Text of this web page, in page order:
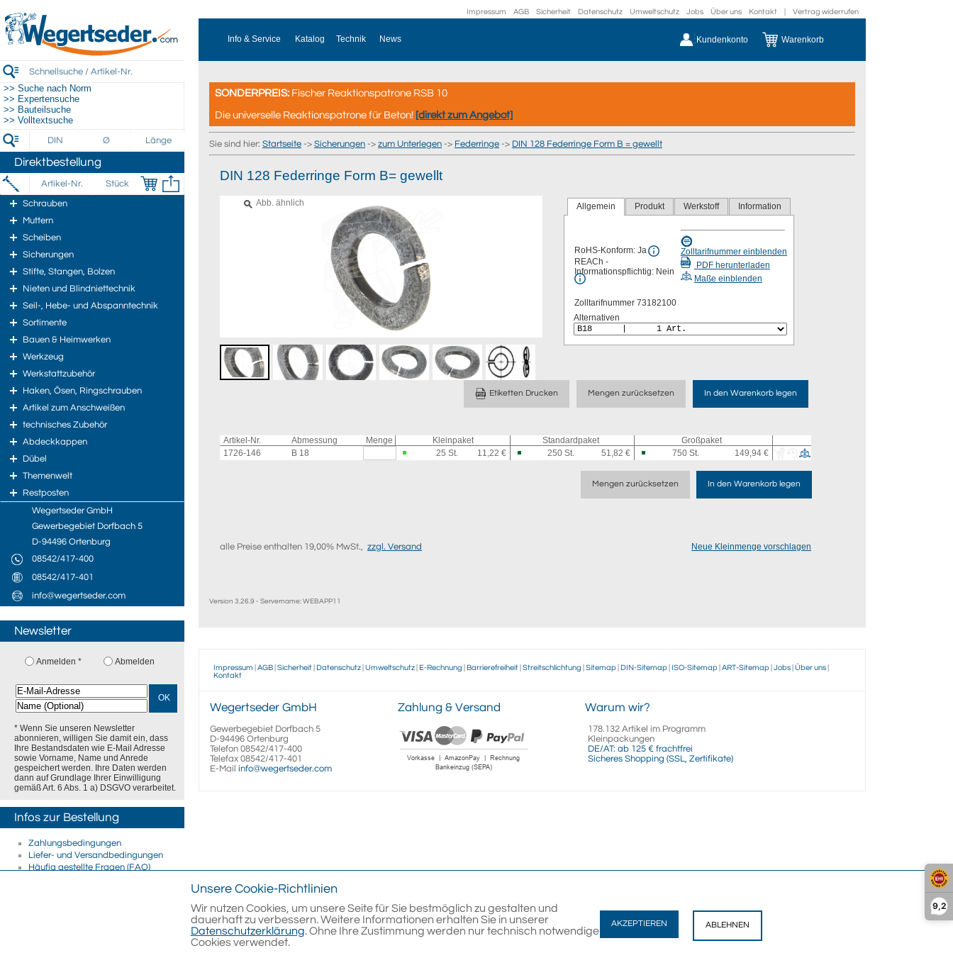
9,2
>> Suche nach Norm
>> Expertensuche
>> Bauteilsuche
>> Volltextsuche
Direktbestellung
Schrauben
Muttern
Scheiben
Sicherungen
Stifte, Stangen, Bolzen
Nieten und Blindniettechnik
Seil-, Hebe- und Abspanntechnik
Sortimente
Bauen & Heimwerken
Werkzeug
Werkstattzubehör
Haken, Ösen, Ringschrauben
Artikel zum Anschweißen
technisches Zubehör
Abdeckkappen
Dübel
Themenwelt
Restposten
Wegertseder GmbH
Gewerbegebiet Dorfbach 5
D-94496 Ortenburg
08542/417-400
08542/417-401
info@wegertseder.com
Newsletter
Anmelden * Abmelden
OK
* Wenn Sie unseren Newsletter
abonnieren, willigen Sie damit ein, dass
Ihre Bestandsdaten wie E-Mail Adresse
sowie Vorname, Name und Anrede
gespeichert werden. Ihre Daten werden
dann auf Grundlage Ihrer Einwilligung
gemäß Art. 6 Abs. 1 a) DSGVO verarbeitet.
Infos zur Bestellung
Zahlungsbedingungen
Liefer- und Versandbedingungen
Häufig gestellte Fragen (FAQ)
Impressum AGB Sicherheit Datenschutz Umweltschutz Jobs Über uns Kontakt Vertrag widerrufen
Info & Service Katalog Technik News Kundenkonto Warenkorb
SONDERPREIS: Fischer Reaktionspatrone RSB 10
Die universelle Reaktionspatrone für Beton! [direkt zum Angebot]
Sie sind hier: Startseite -> Sicherungen -> zum Unterlegen -> Federringe -> DIN 128 Federringe Form B = gewellt
DIN 128 Federringe Form B= gewellt
Abb. ähnlich Allgemein Produkt Werkstoff Information
RoHS-Konform: Ja
REACh -
Informationspflichtig: Nein
Zolltarifnummer 73182100
Zolltarifnummer einblenden
PDF herunterladen
Maße einblenden
Alternativen
Etiketten Drucken Mengen zurücksetzen In den Warenkorb legen
Artikel-Nr. Abmessung Menge Kleinpaket Standardpaket
Großpaket
1726-146
B 18 25 St. 11,22 € 250 St. 51,82 € 750 St. 149,94 €
Mengen zurücksetzen In den Warenkorb legen
alle Preise enthalten 19,00% MwSt., zzgl. Versand Neue Kleinmenge vorschlagen
Version 3.26.9 - Servername: WEBAPP11
Impressum AGB Sicherheit Datenschutz Umweltschutz E-Rechnung Barrierefreiheit Streitschlichtung Sitemap DIN-Sitemap ISO-Sitemap ART-Sitemap Jobs Über uns
Kontakt
Wegertseder GmbH
Gewerbegebiet Dorfbach 5
D-94496 Ortenburg
Telefon 08542/417-400
Telefax 08542/417-401
E-Mail info@wegertseder.com
Zahlung & Versand Warum wir?
178.132 Artikel im Programm
Kleinpackungen
DE/AT: ab 125 € frachtfrei
Sicheres Shopping (SSL, Zertifikate)
Unsere Cookie-Richtlinien
Wir nutzen Cookies, um unsere Seite für Sie bestmöglich zu gestalten und
dauerhaft zu verbessern. Weitere Informationen erhalten Sie in unserer
Datenschutzerklärung. Ohne Ihre Zustimmung werden nur technisch notwendige
Cookies verwendet.
AKZEPTIEREN ABLEHNEN